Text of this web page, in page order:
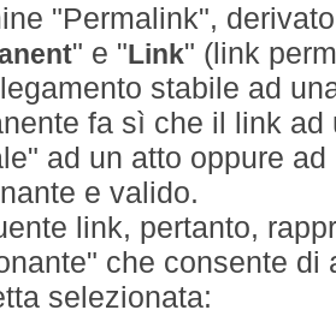
"Permalink",
" e " Link" (link
stabile ad
fa sì che il link
ad un atto oppure
e valido.
link, pertanto,
che consente
selezionata: